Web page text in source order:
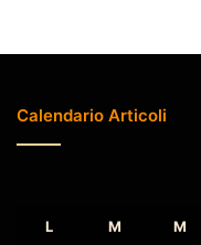
Calendario Articoli
L M M